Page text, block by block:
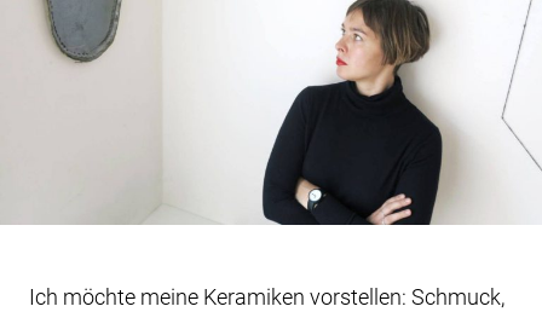
Ich möchte meine Keramiken vorstellen: Schmuck,